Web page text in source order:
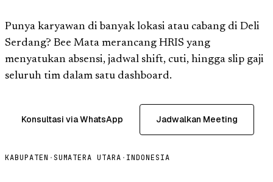
Punya karyawan di banyak lokasi atau cabang di Deli
Serdang? Bee Mata merancang HRIS yang
menyatukan absensi, jadwal shift, cuti, hingga slip gaji
seluruh tim dalam satu dashboard.
Konsultasi via WhatsApp Jadwalkan Meeting
KABUPATEN · SUMATERA UTARA · INDONESIA